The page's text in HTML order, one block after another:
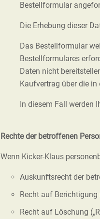
Bestellformular
Die Erhebung dieser
Das Bestellformular
Bestellformulares
Daten nicht
Kaufvertrag über die
In diesem Fall werden
Rechte der betroffenen
Wenn Kicker-Klaus
Auskunftsrecht der
Recht auf Berichtigung
Recht auf Löschung